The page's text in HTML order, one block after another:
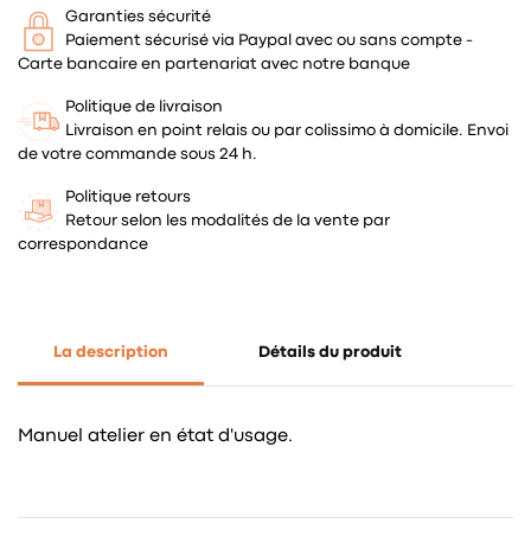
Garanties sécurité
Paiement sécurisé via Paypal avec ou sans compte -
Carte bancaire en partenariat avec notre banque
Politique de livraison
Livraison en point relais ou par colissimo à domicile. Envoi
de votre commande sous 24 h.
Politique retours
Retour selon les modalités de la vente par
correspondance
La description Détails du produit
Manuel atelier en état d'usage.